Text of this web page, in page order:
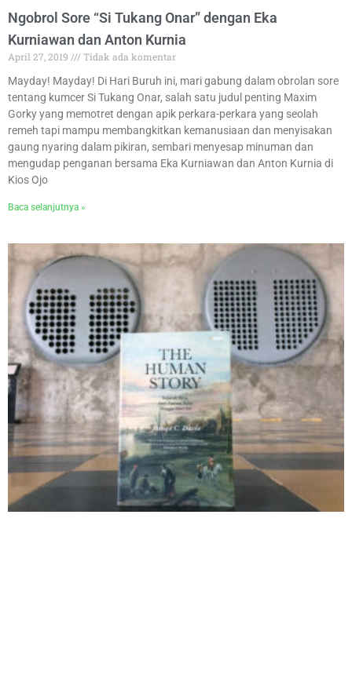
Ngobrol Sore “Si Tukang Onar” dengan Eka
Kurniawan dan Anton Kurnia
April 27, 2019
Tidak ada komentar
Mayday! Mayday! Di Hari Buruh ini, mari gabung dalam obrolan sore
tentang kumcer Si Tukang Onar, salah satu judul penting Maxim
Gorky yang memotret dengan apik perkara-perkara yang seolah
remeh tapi mampu membangkitkan kemanusiaan dan menyisakan
gaung nyaring dalam pikiran, sembari menyesap minuman dan
mengudap penganan bersama Eka Kurniawan dan Anton Kurnia di
Kios Ojo
Baca selanjutnya »